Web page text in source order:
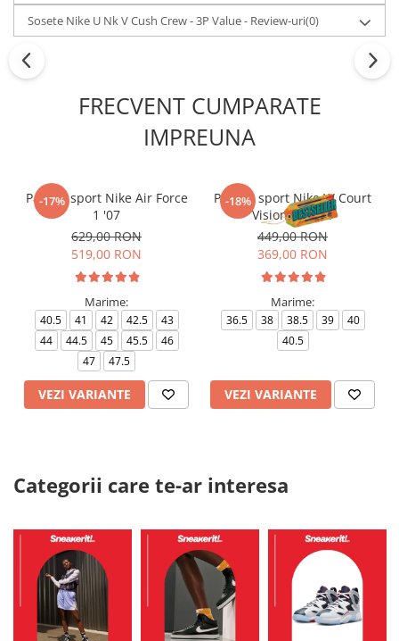
Sosete Nike U Nk V Cush Crew - 3P Value - Review-uri(0)
FRECVENT CUMPARATE
IMPREUNA
-17%
Pantofi sport Nike Air Force
1 '07
629,00 RON
519,00 RON
Marime:
40.5 41 42 42.5
43
44
44.5 45 45.5
46
47
47.5
VEZI VARIANTE
-18%
Pantofi sport Nike W Court
Vision Alta Ltr
449,00 RON
369,00 RON
Marime:
36.5 38 38.5 39
40
40.5
VEZI VARIANTE
Categorii care te-ar interesa